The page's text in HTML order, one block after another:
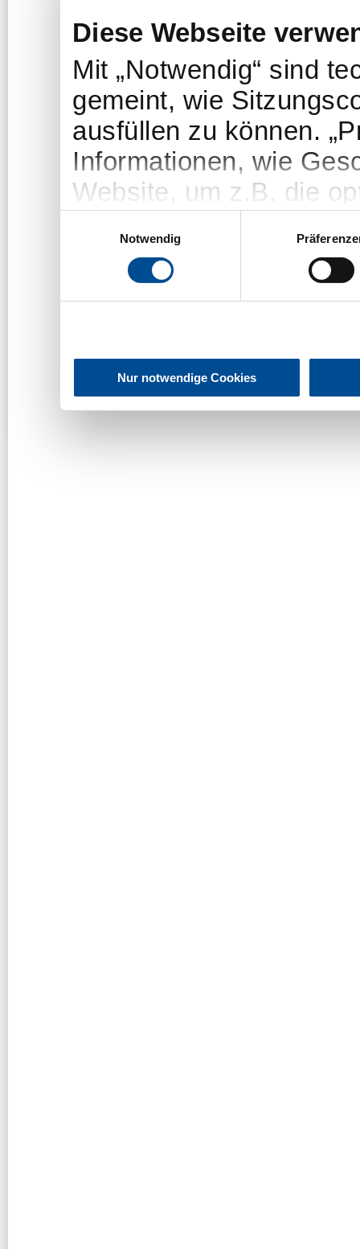
Diese Webseite
Mit „Notwendig“ sind
gemeint, wie
ausfüllen zu können.
Informationen, wie
Website, um z.B. die
welche Themen/
um das Angebot der
Notwendig
Nur notwendige Cookies